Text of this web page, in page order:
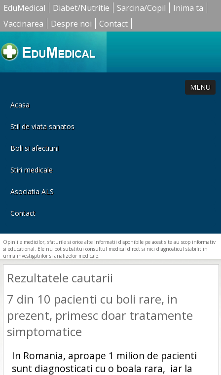
EduMedical Diabet/Nutritie Sarcina/Copil
Inima ta
Vaccinarea
Despre noi Contact
MENU
Acasa
Stil de viata sanatos
Boli si afectiuni
Stiri medicale
Asociatia ALS
Contact
Opiniile medicilor, sfaturile si orice alte informatii disponibile pe acest site au scop informativ
si educational. Ele nu pot substitui consultul medical direct si nici diagnosticul stabilit in
urma investigatiilor si analizelor medicale.
Rezultatele cautarii
7 din 10 pacienti cu boli rare, in
prezent, primesc doar tratamente
simptomatice
In Romania, aproape 1 milion de pacienti
sunt diagnosticati cu o boala rara, iar la